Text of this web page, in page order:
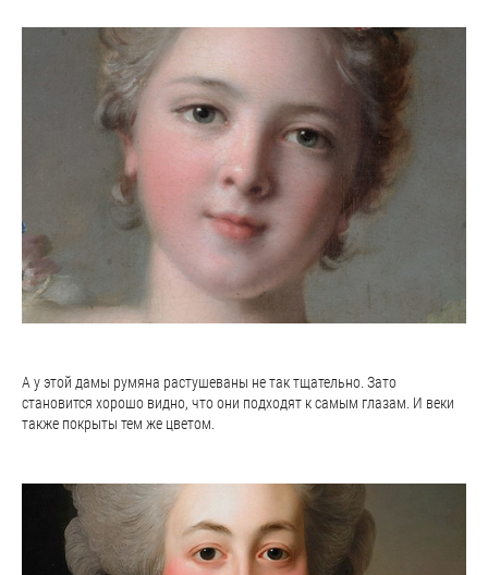
А у этой дамы румяна растушеваны не так тщательно. Зато
становится хорошо видно, что они подходят к самым глазам. И веки
также покрыты тем же цветом.